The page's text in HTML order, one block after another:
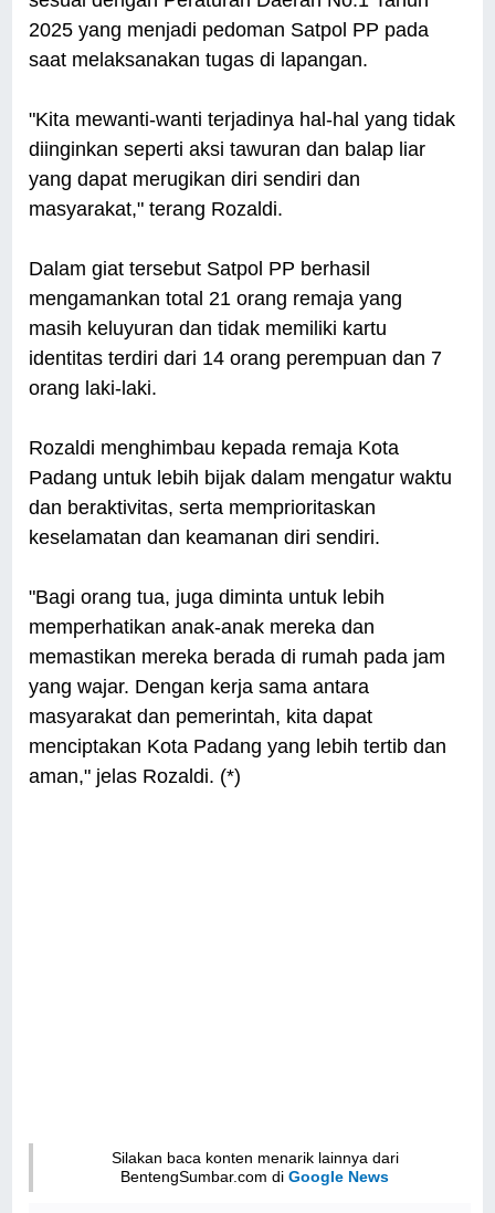
2025 yang menjadi pedoman Satpol PP pada
saat melaksanakan tugas di lapangan.
"Kita mewanti-wanti terjadinya hal-hal yang tidak
diinginkan seperti aksi tawuran dan balap liar
yang dapat merugikan diri sendiri dan
masyarakat," terang Rozaldi.
Dalam giat tersebut Satpol PP berhasil
mengamankan total 21 orang remaja yang
masih keluyuran dan tidak memiliki kartu
identitas terdiri dari 14 orang perempuan dan 7
orang laki-laki.
Rozaldi menghimbau kepada remaja Kota
Padang untuk lebih bijak dalam mengatur waktu
dan beraktivitas, serta memprioritaskan
keselamatan dan keamanan diri sendiri.
"Bagi orang tua, juga diminta untuk lebih
memperhatikan anak-anak mereka dan
memastikan mereka berada di rumah pada jam
yang wajar. Dengan kerja sama antara
masyarakat dan pemerintah, kita dapat
menciptakan Kota Padang yang lebih tertib dan
aman," jelas Rozaldi. (*)
Silakan baca konten menarik lainnya dari
BentengSumbar.com diGoogle News